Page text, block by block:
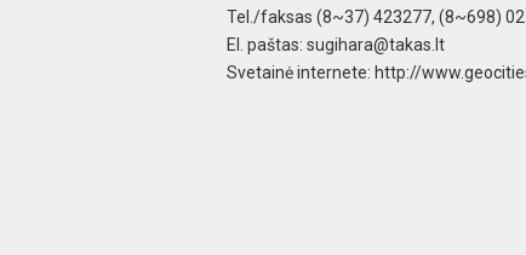
Tel./faksas (8~37) 423277, (8~698)
El. paštas: sugihara@takas.lt
Svetainė internete: http://